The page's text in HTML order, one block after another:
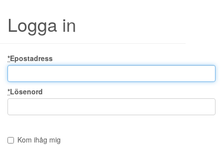
Logga in
*Epostadress
*Lösenord
Kom ihåg mig